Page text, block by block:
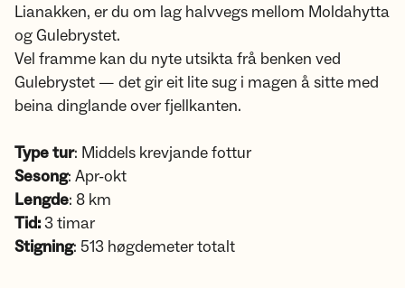
Lianakken, er du om lag halvvegs mellom Moldahytta
og Gulebrystet.
Vel framme kan du nyte utsikta frå benken ved
Gulebrystet — det gir eit lite sug i magen å sitte med
beina dinglande over fjellkanten.
Type tur: Middels krevjande fottur
Sesong: Apr-okt
Lengde: 8 km
Tid:3 timar
Stigning: 513 høgdemeter totalt